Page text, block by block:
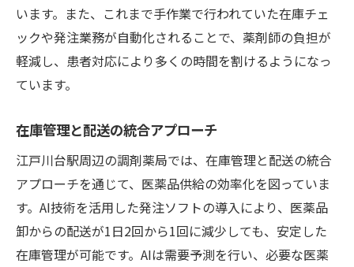
います。また、これまで手作業で行われていた在庫チェ
ックや発注業務が自動化されることで、薬剤師の負担が
軽減し、患者対応により多くの時間を割けるようになっ
ています。
在庫管理と配送の統合アプローチ
江戸川台駅周辺の調剤薬局では、在庫管理と配送の統合
アプローチを通じて、医薬品供給の効率化を図っていま
す。AI技術を活用した発注ソフトの導入により、医薬品
卸からの配送が1日2回から1回に減少しても、安定した
在庫管理が可能です。AIは需要予測を行い、必要な医薬